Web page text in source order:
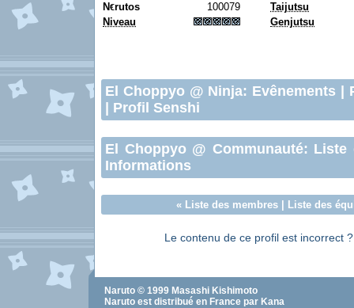
N€rutos 100079
Taijutsu
Niveau
Genjutsu
El Choppyo@ Ninja: Evênements
Profil Senshi
El Choppyo@ Communauté: Liste
Informations
« Liste des membres| Liste des
Le contenu de ce profil est incorrect
Naruto © 1999 Masashi Kishimoto
Naruto est distribué en France par Kana